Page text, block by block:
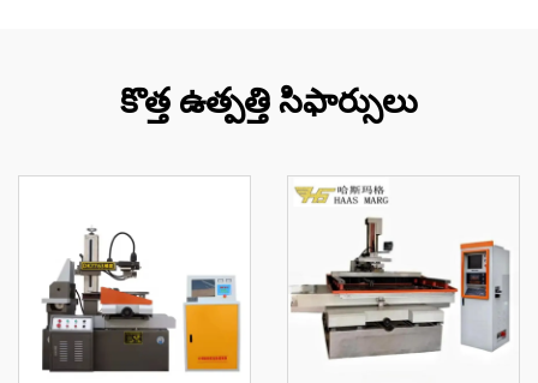
కొత్త ఉత్పత్తి సిఫార్సులు